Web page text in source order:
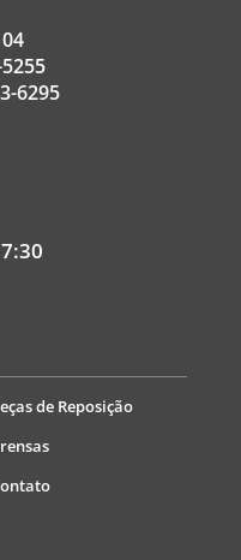
6295
de Reposição